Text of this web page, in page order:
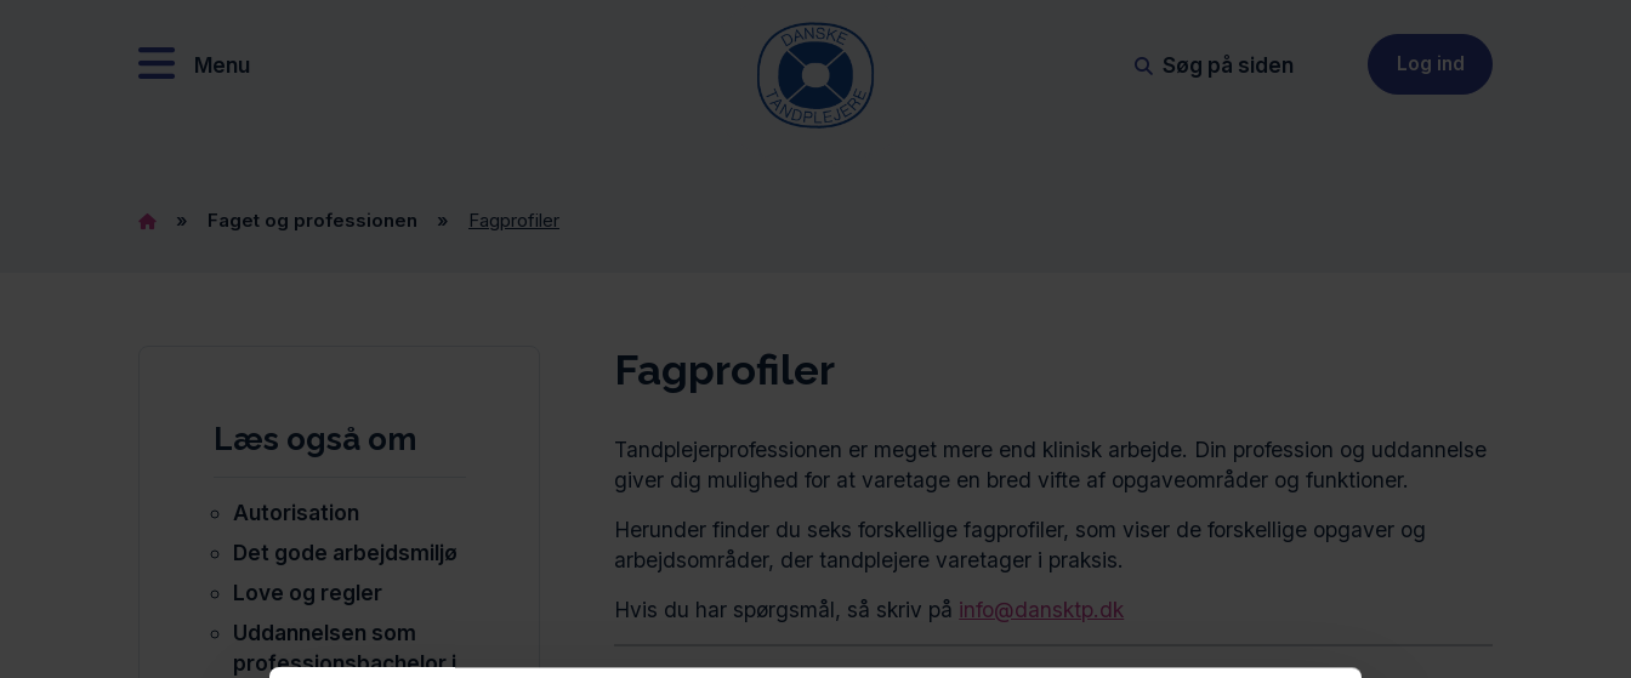
Menu Søg på siden Log ind
» Faget og professionen » Fagprofiler
Læs også om
Autorisation
Det gode arbejdsmiljø
Love og regler
Uddannelsen som
professionsbachelor i
Fagprofiler
Tandplejerprofessionen er meget mere end klinisk arbejde. Din profession og uddannelse
giver dig mulighed for at varetage en bred vifte af opgaveområder og funktioner.
Herunder finder du seks forskellige fagprofiler, som viser de forskellige opgaver og
arbejdsområder, der tandplejere varetager i praksis.
Hvis du har spørgsmål, så skriv på info@dansktp.dk